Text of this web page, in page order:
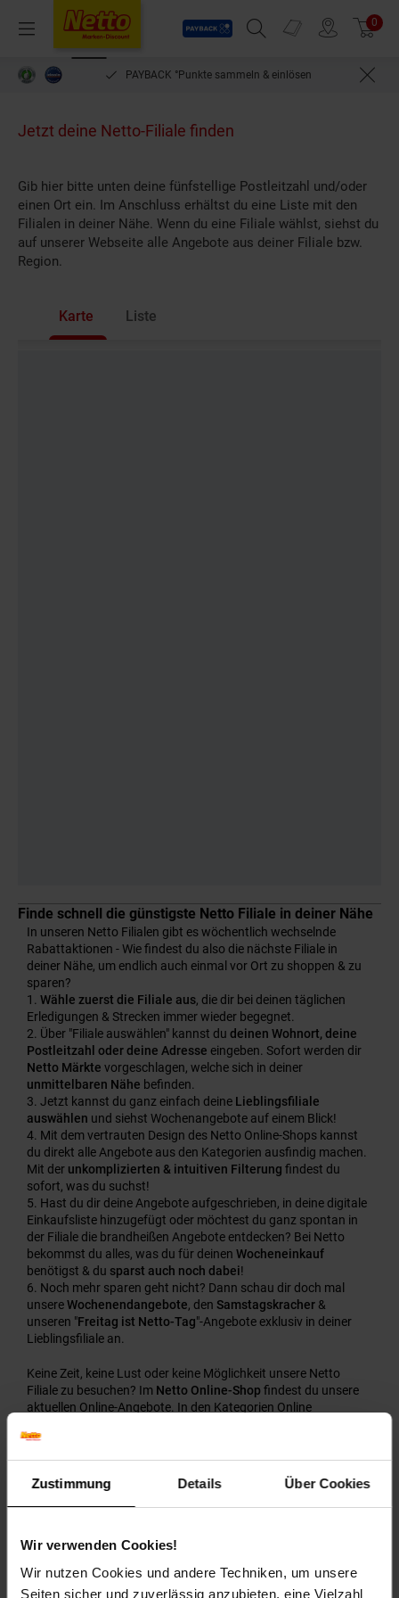
Zustimmung Details Über Cookies
Wir verwenden Cookies!
Wir nutzen Cookies und andere Techniken, um unsere
Seiten sicher und zuverlässig anzubieten, eine Vielzahl
Menü
Payback
Suchfeld einblenden
Prospekte 0
PAYBACK °Punkte sammeln & einlösen
Jetzt deine Netto-Filiale finden
Gib hier bitte unten deine fünfstellige Postleitzahl und/oder
einen Ort ein. Im Anschluss erhältst du eine Liste mit den
Filialen in deiner Nähe. Wenn du eine Filiale wählst, siehst du
auf unserer Webseite alle Angebote aus deiner Filiale bzw.
Region.
Karte Liste
Finde schnell die günstigste Netto Filiale in deiner Nähe
In unseren Netto Filialen gibt es wöchentlich wechselnde
Rabattaktionen - Wie findest du also die nächste Filiale in
deiner Nähe, um endlich auch einmal vor Ort zu shoppen & zu
sparen?
Wähle zuerst die Filiale aus, die dir bei deinen täglichen
Erledigungen & Strecken immer wieder begegnet.
Über "Filiale auswählen" kannst du deinen Wohnort, deine
Postleitzahl oder deine Adresse eingeben. Sofort werden dir
Netto Märkte vorgeschlagen, welche sich in deiner
unmittelbaren Nähe befinden.
Jetzt kannst du ganz einfach deine Lieblingsfiliale
auswählen und siehst Wochenangebote auf einem Blick!
Mit dem vertrauten Design des Netto Online-Shops kannst
du direkt alle Angebote aus den Kategorien ausfindig machen.
Mit der unkomplizierten & intuitiven Filterung findest du
sofort, was du suchst!
Hast du dir deine Angebote aufgeschrieben, in deine digitale
Einkaufsliste hinzugefügt oder möchtest du ganz spontan in
der Filiale die brandheißen Angebote entdecken? Bei Netto
bekommst du alles, was du für deinen Wocheneinkauf
benötigst & du sparst auch noch dabei!
Noch mehr sparen geht nicht? Dann schau dir doch mal
unsereWochenendangebote, den Samstagskracher &
unseren "Freitag ist Netto-Tag"-Angebote exklusiv in deiner
Lieblingsfiliale an.
Keine Zeit, keine Lust oder keine Möglichkeit unsere Netto
Filiale zu besuchen? Im Netto Online-Shop findest du unsere
aktuellen Online-Angebote. In den Kategorien Online
aktuellen Filialangeboten
Du möchtest deine Vorräte auffüllen und
Getränke, Konserven oder Snacks einfach nachhause liefern
lassen?Zahlreiche Lebensmittelliefern wir dir auch bis vor